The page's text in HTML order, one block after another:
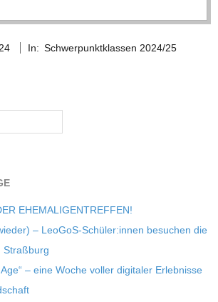
In: Schwerpunktklassen 2024/25
EHEMALIGENTREFFEN!
– LeoGoS-Schüler:innen besu­chen die
Straßburg
– eine Woche vol­ler digi­ta­ler Erleb­nisse